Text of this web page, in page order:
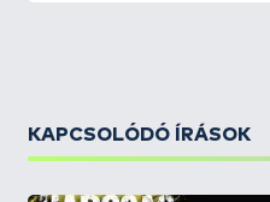
KAPCSOLÓDÓ ÍRÁSOK